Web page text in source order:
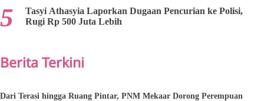
Tasyi Athasyia Laporkan Dugaan Pencurian ke Polisi,
Rugi Rp 500 Juta Lebih
Berita Terkini
Dari Terasi hingga Ruang Pintar, PNM Mekaar Dorong Perempuan